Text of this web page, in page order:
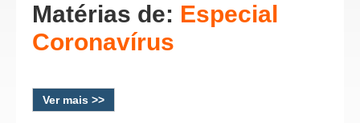
Matérias de: Especial
Coronavírus
Ver mais >>